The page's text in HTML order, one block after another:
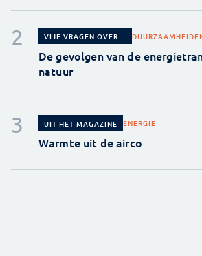
VIJF VRAGEN OVER... DUURZAAMHEID
De gevolgen van de
natuur
UIT HET MAGAZINE ENERGIE
Warmte uit de airco